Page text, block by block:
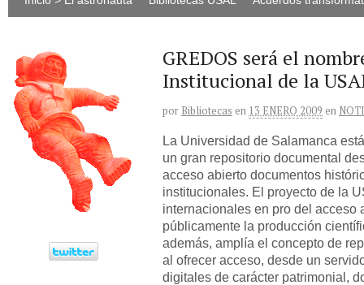
GREDOS será el
Institucional de la
por Bibliotecas en 13 ENERO 2009 en
La Universidad de Salamanca
un gran repositorio documental
acceso abierto documentos
institucionales. El proyecto de la
internacionales en pro del acceso
públicamente la producción
además, amplía el concepto de
al ofrecer acceso, desde un
digitales de carácter patrimonial,